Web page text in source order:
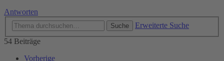
Antworten
Suche
Erweiterte Suche
54 Beiträge
Vorherige